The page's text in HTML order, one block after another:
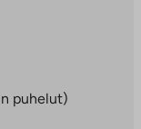
metrin
noin
puhelut)